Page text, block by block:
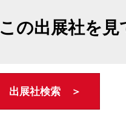
この出展社を
出展社検索 ＞